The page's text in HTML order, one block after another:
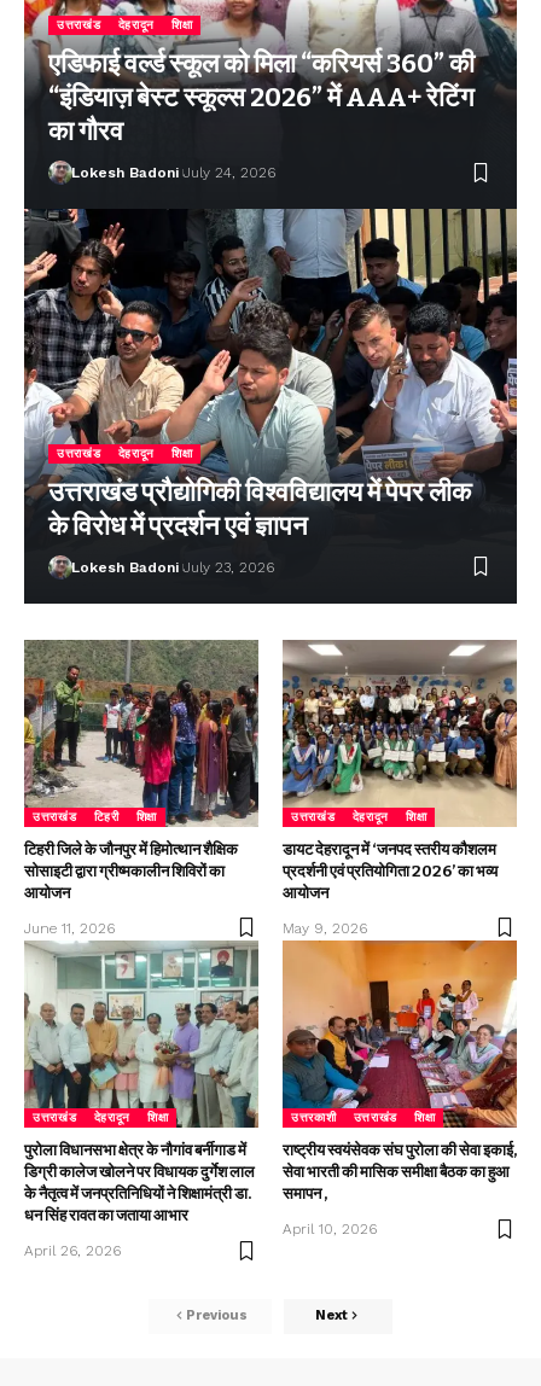
उत्तराखंड देहरादून शिक्षा
एडिफाई वर्ल्ड स्कूल को मिला “करियर्स 360” की
“इंडियाज़ बेस्ट स्कूल्स 2026” में AAA+ रेटिंग
का गौरव
Lokesh Badoni July 24, 2026
उत्तराखंड देहरादून शिक्षा
उत्तराखंड प्रौद्योगिकी विश्वविद्यालय में पेपर लीक
के विरोध में प्रदर्शन एवं ज्ञापन
Lokesh Badoni July 23, 2026
उत्तराखंड टिहरी शिक्षा
टिहरी जिले के जौनपुर में हिमोत्थान शैक्षिक
सोसाइटी द्वारा ग्रीष्मकालीन शिविरों का
आयोजन
June 11, 2026
उत्तराखंड देहरादून शिक्षा
डायट देहरादून में ‘जनपद स्तरीय कौशलम
प्रदर्शनी एवं प्रतियोगिता 2026’ का भव्य
आयोजन
May 9, 2026
उत्तराखंड देहरादून शिक्षा
पुरोला विधानसभा क्षेत्र के नौगांव बर्नीगाड में
डिग्री कालेज खोलने पर विधायक दुर्गेश लाल
के नैतृत्व में जनप्रतिनिधियों ने शिक्षामंत्री डा.
धन सिंह रावत का जताया आभार
April 26, 2026
उत्तरकाशी उत्तराखंड शिक्षा
राष्ट्रीय स्वयंसेवक संघ पुरोला की सेवा इकाई,
सेवा भारती की मासिक समीक्षा बैठक का हुआ
समापन ,
April 10, 2026
Previous Next